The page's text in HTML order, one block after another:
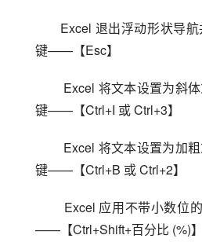
Excel 退出浮动形状导
键——【Esc】
键——【Ctrl+I 或 Ctrl+3】
键——【Ctrl+B 或 Ctrl+2】
——【Ctrl+Shift+百分比 (%)】